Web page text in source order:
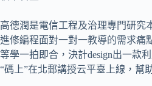
高德潤是電信工程及治理專門研究
進修編程面對一對一教導的需求痛
等學一拍即合，決計design出一款
“碼上”在北郵講授云平臺上線，幫